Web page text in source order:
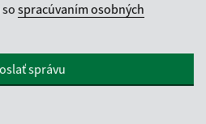
spracúvaním osobných
správu